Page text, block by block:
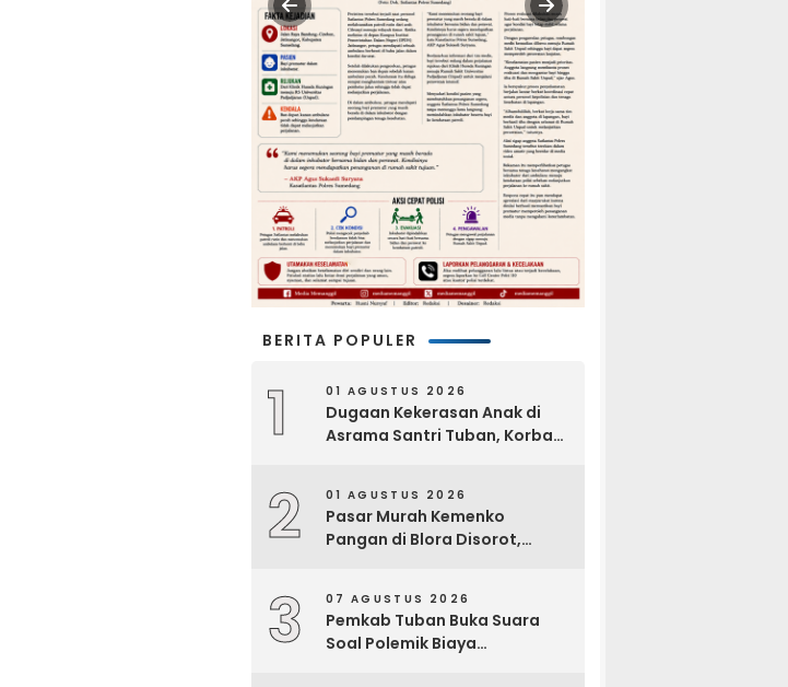
BERITA POPULER
1 01 AGUSTUS 2026
Dugaan Kekerasan Anak di
Asrama Santri Tuban, Korban
2 01 AGUSTUS 2026
Pasar Murah Kemenko
Pangan di Blora Disorot,
3 07 AGUSTUS 2026
Pemkab Tuban Buka Suara
Soal Polemik Biaya